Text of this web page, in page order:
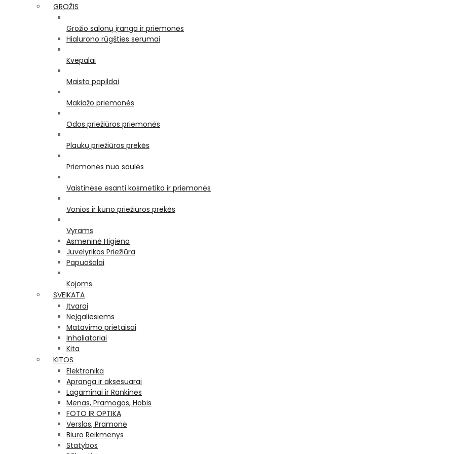
GROŽIS
Grožio salonų įranga ir priemonės
Hialurono rūgšties serumai
Kvepalai
Maisto papildai
Makiažo priemonės
Odos priežiūros priemonės
Plaukų priežiūros prekės
Priemonės nuo saulės
Vaistinėse esanti kosmetika ir priemonės
Vonios ir kūno priežiūros prekės
Vyrams
Asmeninė Higiena
Juvelyrikos Priežiūra
Papuošalai
Kojoms
SVEIKATA
Įtvarai
Neįgaliesiems
Matavimo prietaisai
Inhaliatoriai
Kita
KITOS
Elektronika
Apranga ir aksesuarai
Lagaminai ir Rankinės
Menas, Pramogos, Hobis
FOTO IR OPTIKA
Verslas, Pramonė
Biuro Reikmenys
Statybos